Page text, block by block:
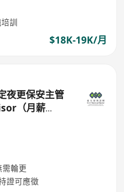
訓
$18K-19K/月
夜更保安主管
（月薪
輪更
證可應徵